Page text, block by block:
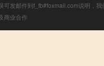
可发邮件到f_fb#foxmail.com说明，
商业合作